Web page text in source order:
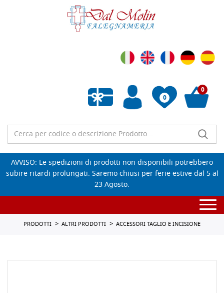
0
Wishlist vuota
0
AVVISO: Le spedizioni di prodotti non disponibili potrebbero
subire ritardi prolungati. Saremo chiusi per ferie estive dal 5 al
23 Agosto.
PRODOTTI ALTRI PRODOTTI ACCESSORI TAGLIO E INCISIONE